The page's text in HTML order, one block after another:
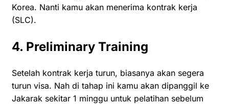
Korea. Nanti kamu akan menerima kontrak kerja
(SLC).
4. Preliminary Training
Setelah kontrak kerja turun, biasanya akan segera
turun visa. Nah di tahap ini kamu akan dipanggil ke
Jakarak sekitar 1 minggu untuk pelatihan sebelum